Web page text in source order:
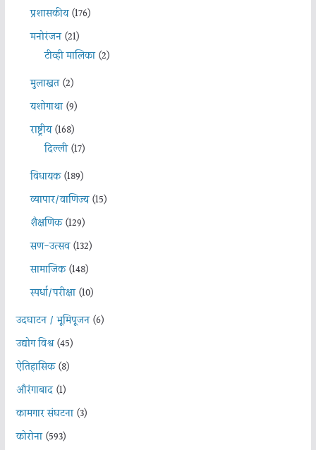
प्रशासकीय(176)
मनोरंजन(21)
टीव्ही मालिका(2)
मुलाखत(2)
यशोगाथा(9)
राष्ट्रीय(168)
दिल्ली(17)
विधायक(189)
व्यापार/वाणिज्य(15)
शैक्षणिक(129)
सण-उत्सव(132)
सामाजिक(148)
स्पर्धा/परीक्षा(10)
उदघाटन / भूमिपूजन(6)
उद्योग विश्व(45)
ऐतिहासिक(8)
औरंगाबाद(1)
कामगार संघटना(3)
कोरोना(593)